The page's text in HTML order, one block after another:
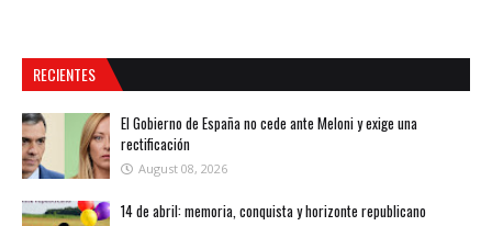
RECIENTES
El Gobierno de España no cede ante Meloni y exige una
rectificación
August 08, 2026
14 de abril: memoria, conquista y horizonte republicano